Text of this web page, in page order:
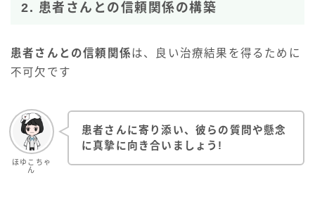
2. 患者さんとの信頼関係の構築
患者さんとの信頼関係は、良い治療結果を得るために
不可欠です
ほゆこちゃ
ん
患者さんに寄り添い、彼らの質問や懸念
に真摯に向き合いましょう!